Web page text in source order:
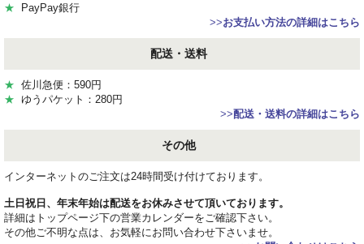
★ PayPay銀行
>>お支払い方法の詳細はこちら
配送・送料
★ 佐川急便：590円
★ ゆうパケット：280円
>>配送・送料の詳細はこちら
その他
インターネットのご注文は24時間受け付けております。
土日祝日、年末年始は配送をお休みさせて頂いております。
詳細はトップページ下の営業カレンダーをご確認下さい。
その他ご不明な点は、お気軽にお問い合わせ下さいませ。